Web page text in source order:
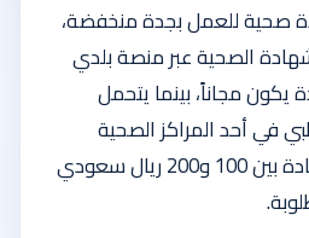
صحية للعمل بجدة منخفضة،
الصحية عبر منصة بلدي
يكون مجاناً، بينما يتحمل
في أحد المراكز الصحية
المعتمدة، والتي تتراوح عادة بين 100 و200 ريال سعودي